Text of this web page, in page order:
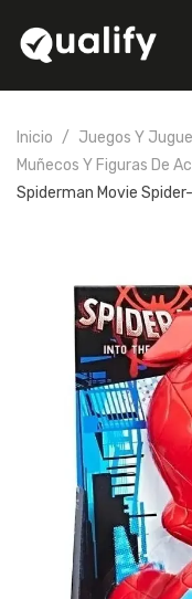
Inicio Juegos Y
Muñecos Y Figuras De
Spiderman Movie